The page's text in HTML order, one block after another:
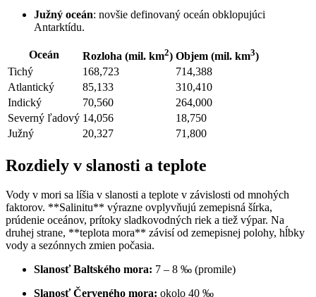
Južný oceán: novšie definovaný oceán obklopujúci
Antarktídu.
Oceán Rozloha (mil. km2) Objem (mil. km3)
Tichý
168,723
714,388
Atlantický
85,133
310,410
Indický
70,560
264,000
Severný ľadový 14,056
18,750
Južný
20,327 71,800
Rozdiely v slanosti a teplote
Vody v mori sa líšia v slanosti a teplote v závislosti od mnohých
faktorov. **Salinitu** výrazne ovplyvňujú zemepisná šírka,
prúdenie oceánov, prítoky sladkovodných riek a tiež výpar. Na
druhej strane, **teplota mora** závisí od zemepisnej polohy, hĺbky
vody a sezónnych zmien počasia.
Slanosť Baltského mora: 7 – 8 ‰ (promile)
Slanosť Červeného mora: okolo 40 ‰